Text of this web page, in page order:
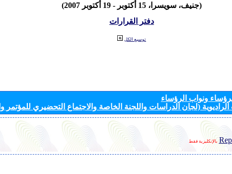
(جنيف، سويسرا، 15 أكتوبر - 19 أكتوبر 2007)
دفتر القرارات
توسيع الكل
ونواب الرؤساء
(لجان الدراسات واللجنة الخاصة والاجتماع التحضيري للمؤتمر
بالإنكليزية فقط